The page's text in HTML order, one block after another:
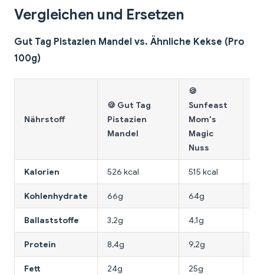
Vergleichen und Ersetzen
Gut Tag Pistazien Mandel vs. Ähnliche Kekse (Pro
100g)
Nährstoff
🍪 Gut Tag
Pistazien
Mandel
🍪
Sunfeast
Mom's
Magic
Nuss
Kalorien 526 kcal 515 kcal
Kohlenhydrate 66g 64g
Ballaststoffe 3,2g 4,1g
Protein 8,4g 9,2g
Fett 24g 25g